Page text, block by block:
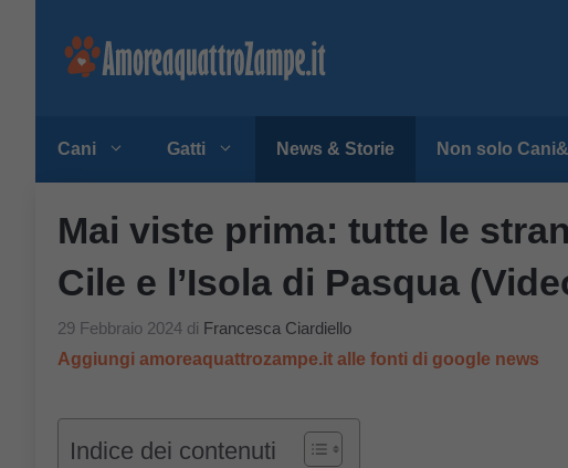
Cani Gatti News & Storie Non solo
Mai viste prima: tutte le
Cile e l’Isola di Pasqua
29 Febbraio 2024 di Francesca Ciardiello
Aggiungi amoreaquattrozampe.it alle fonti di google news
Indice dei contenuti